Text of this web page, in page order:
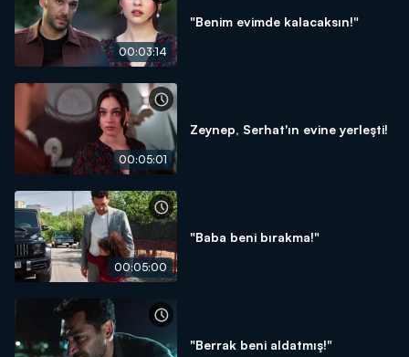
00:03:14
"Benim evimde kalacaksın!"
00:05:01
Zeynep, Serhat'ın evine yerleşti!
00:05:00
"Baba beni bırakma!"
"Berrak beni aldatmış!"